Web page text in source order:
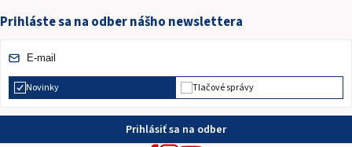
Prihláste sa na odber nášho newslettera
Novinky Tlačové správy
Prihlásiť sa na odber